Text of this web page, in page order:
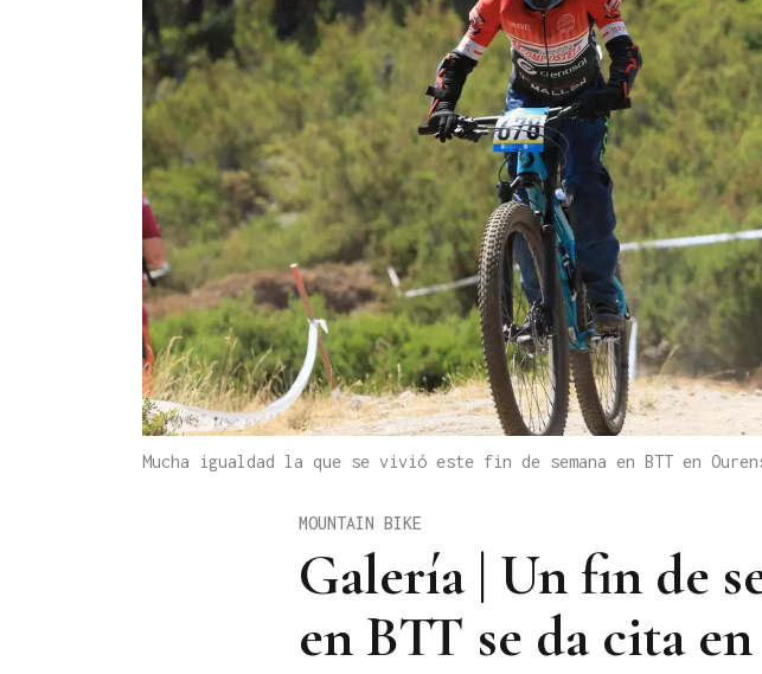
Mucha igualdad la que se vivió este fin de semana en BTT en
Galería | Un fin de
en BTT se da cita
MOUNTAIN BIKE